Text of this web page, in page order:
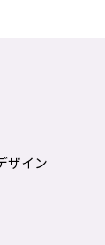
ザイン